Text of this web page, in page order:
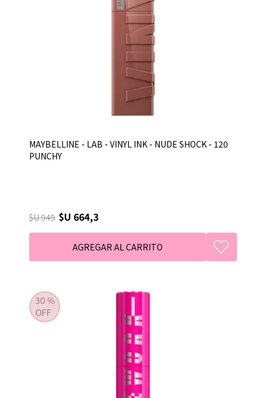
MAYBELLINE - LAB - VINYL INK - NUDE SHOCK - 120
PUNCHY
$U 949 $U 664,3